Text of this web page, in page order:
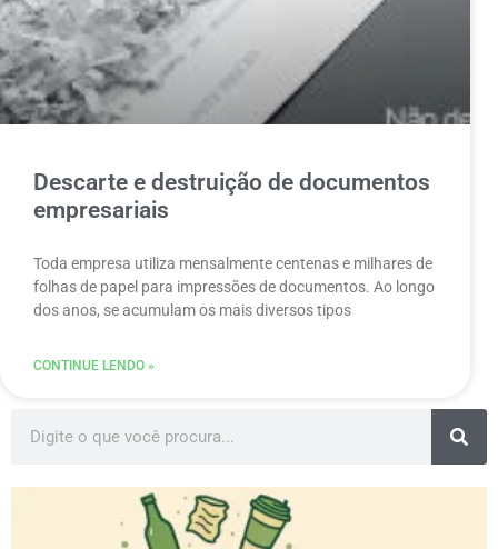
Descarte e destruição de documentos
empresariais
Toda empresa utiliza mensalmente centenas e milhares de
folhas de papel para impressões de documentos. Ao longo
dos anos, se acumulam os mais diversos tipos
CONTINUE LENDO »